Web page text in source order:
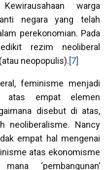
warga
negara yang telah
perekonomian. Pada
rezim neoliberal
neopopulis).[7]
feminisme menjadi
atas empat elemen
disebut di atas,
neoliberalisme. Nancy
empat hal mengenai
atas ekonomisme
‘pembangunan’